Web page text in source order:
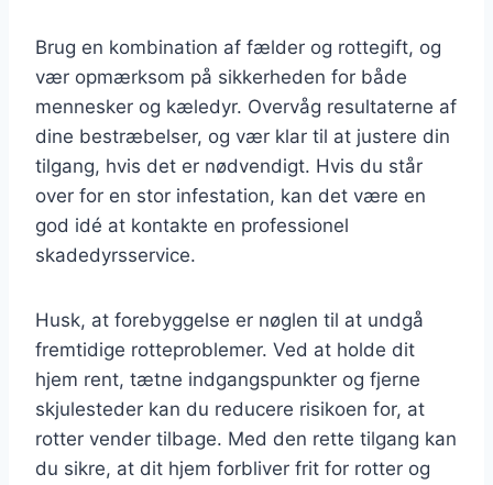
Brug en kombination af fælder og rottegift, og
vær opmærksom på sikkerheden for både
mennesker og kæledyr. Overvåg resultaterne af
dine bestræbelser, og vær klar til at justere din
tilgang, hvis det er nødvendigt. Hvis du står
over for en stor infestation, kan det være en
god idé at kontakte en professionel
skadedyrsservice.
Husk, at forebyggelse er nøglen til at undgå
fremtidige rotteproblemer. Ved at holde dit
hjem rent, tætne indgangspunkter og fjerne
skjulesteder kan du reducere risikoen for, at
rotter vender tilbage. Med den rette tilgang kan
du sikre, at dit hjem forbliver frit for rotter og